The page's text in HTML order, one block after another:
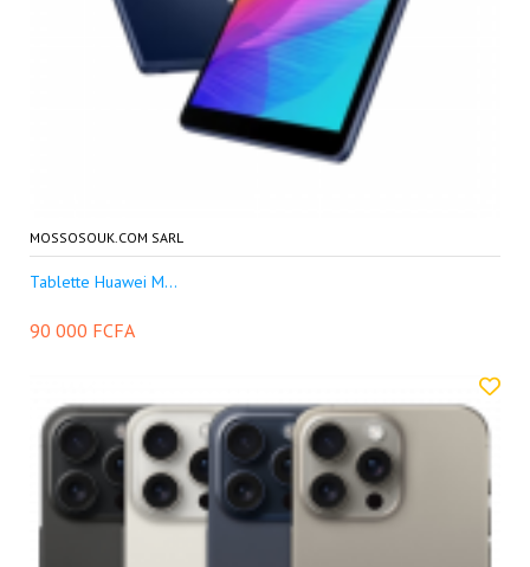
MOSSOSOUK.COM SARL
Tablette Huawei M...
90 000 FCFA